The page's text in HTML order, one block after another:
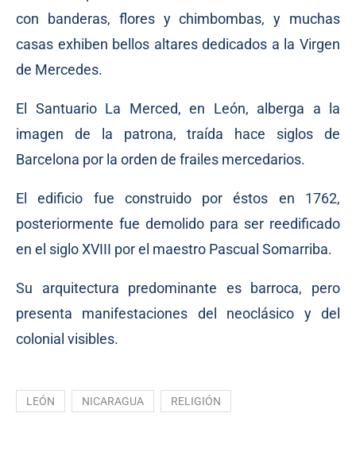
con banderas, flores y chimbombas, y muchas
casas exhiben bellos altares dedicados a la Virgen
de Mercedes.
El Santuario La Merced, en León, alberga a la
imagen de la patrona, traída hace siglos de
Barcelona por la orden de frailes mercedarios.
El edificio fue construido por éstos en 1762,
posteriormente fue demolido para ser reedificado
en el siglo XVIII por el maestro Pascual Somarriba.
Su arquitectura predominante es barroca, pero
presenta manifestaciones del neoclásico y del
colonial visibles.
LEÓN NICARAGUA RELIGIÓN